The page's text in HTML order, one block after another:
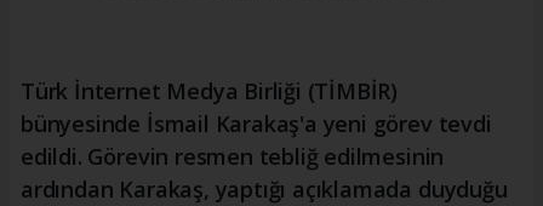
Türk İnternet Medya Birliği (TİMBİR)
bünyesinde İsmail Karakaş'a yeni görev tevdi
edildi. Görevin resmen tebliğ edilmesinin
ardından Karakaş, yaptığı açıklamada duyduğu